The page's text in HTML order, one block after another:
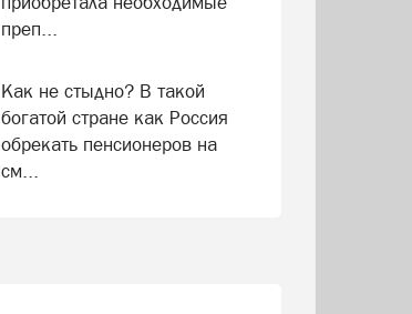
преп...
Как не стыдно? В такой
богатой стране как Россия
обрекать пенсионеров на
см...